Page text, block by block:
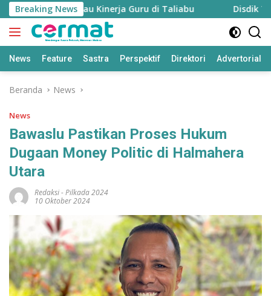
Langsung
ke
konten
Breaking News
untuk Pantau Kinerja Guru di Taliabu Disdik
News Feature Sastra Perspektif Direktori Advertorial
Beranda News
News
Bawaslu Pastikan Proses Hukum
Dugaan Money Politic di Halmahera
Utara
Redaksi-Pilkada 2024
10 Oktober 2024